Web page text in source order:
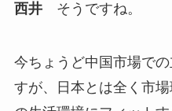
西井そうですね。
今ちょうど中国市場で
すが、日本とは全く市